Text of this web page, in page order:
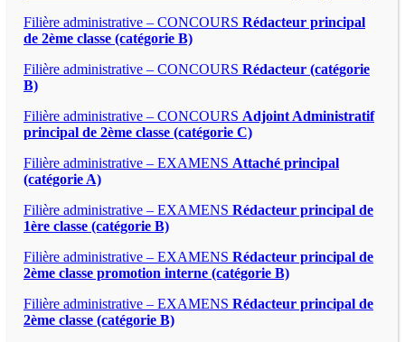
Filière administrative – CONCOURS Rédacteur principal
de 2ème classe (catégorie B)
Filière administrative – CONCOURS Rédacteur (catégorie
B)
Filière administrative – CONCOURS Adjoint Administratif
principal de 2ème classe (catégorie C)
Filière administrative – EXAMENS Attaché principal
(catégorie A)
Filière administrative – EXAMENS Rédacteur principal de
1ère classe (catégorie B)
Filière administrative – EXAMENS Rédacteur principal de
2ème classe promotion interne (catégorie B)
Filière administrative – EXAMENS Rédacteur principal de
2ème classe (catégorie B)